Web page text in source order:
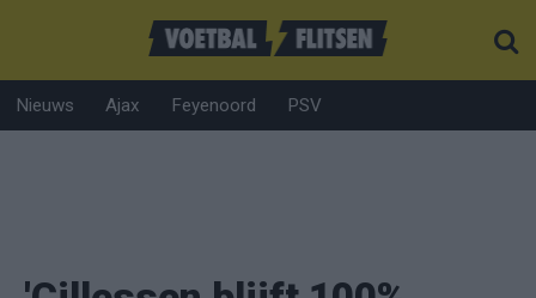
Nieuws Ajax Feyenoord PSV